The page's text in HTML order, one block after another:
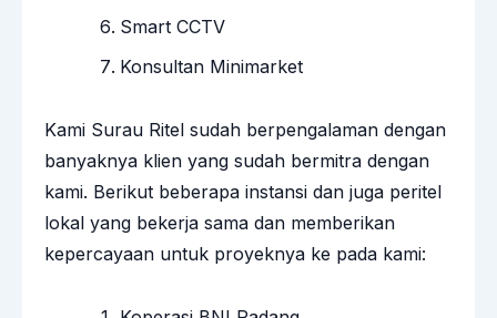
Smart CCTV
Konsultan Minimarket
Kami Surau Ritel sudah berpengalaman dengan
banyaknya klien yang sudah bermitra dengan
kami. Berikut beberapa instansi dan juga peritel
lokal yang bekerja sama dan memberikan
kepercayaan untuk proyeknya ke pada kami: